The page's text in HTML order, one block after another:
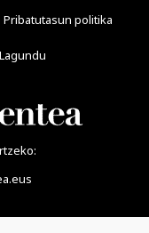
Pribatutasun politika
Lagundu